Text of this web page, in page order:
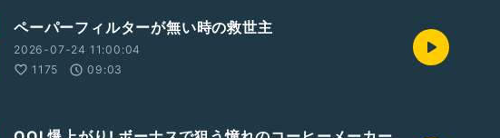
ペーパーフィルターが無い時の救世主
2026-07-24 11:00:04
1175
09:03